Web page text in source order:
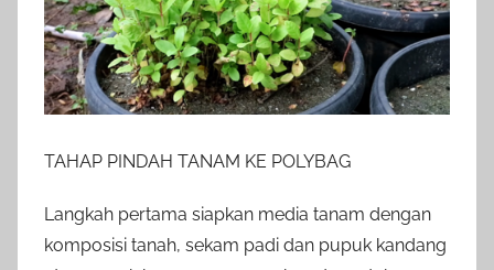
TAHAP PINDAH TANAM KE POLYBAG
Langkah pertama siapkan media tanam dengan
komposisi tanah, sekam padi dan pupuk kandang